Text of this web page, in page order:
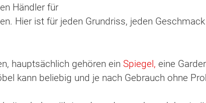
Händler für
Hier ist für jeden Grundriss, jeden
hauptsächlich gehören ein Spiegel, eine
kann beliebig und je nach Gebrauch ohne